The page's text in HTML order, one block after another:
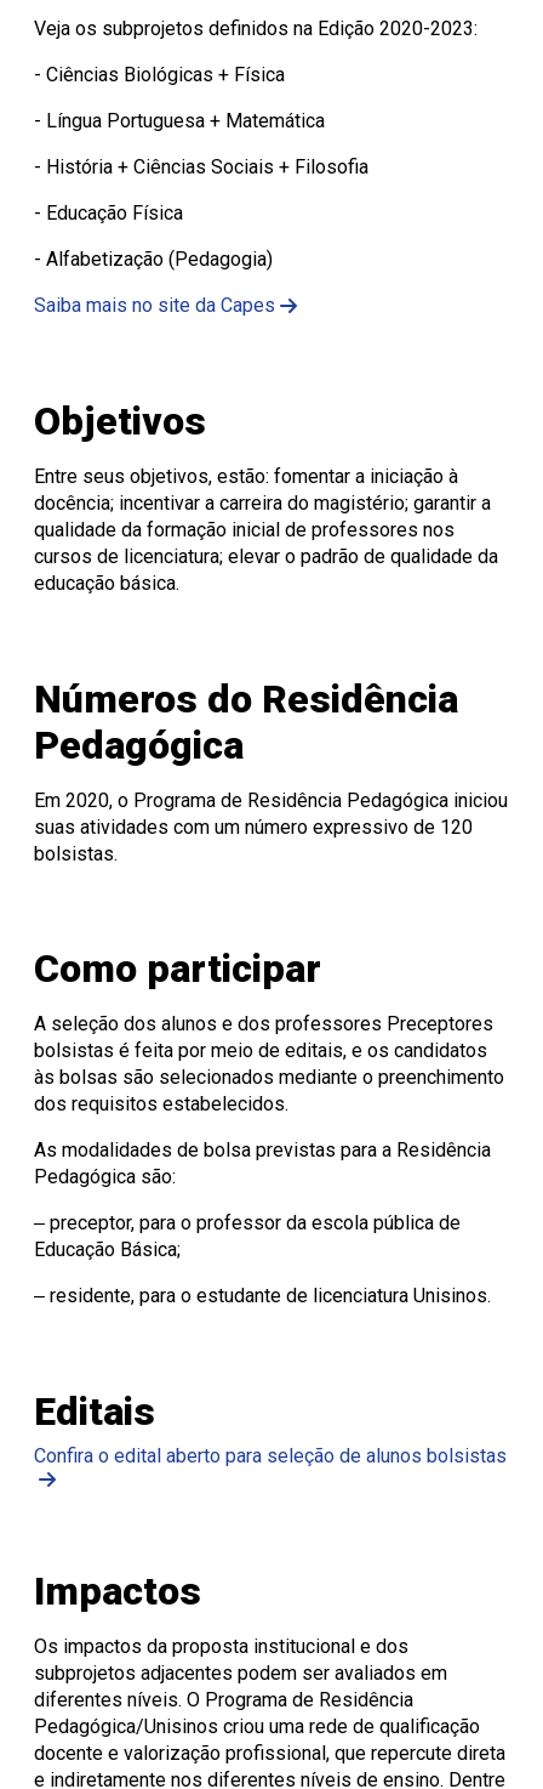
Veja os subprojetos definidos na Edição 2020-2023:
- Ciências Biológicas + Física
- Língua Portuguesa + Matemática
- História + Ciências Sociais + Filosofia
- Educação Física
- Alfabetização (Pedagogia)
Saiba mais no site da Capes
Objetivos
Entre seus objetivos, estão: fomentar a iniciação à
docência; incentivar a carreira do magistério; garantir a
qualidade da formação inicial de professores nos
cursos de licenciatura; elevar o padrão de qualidade da
educação básica.
Números do Residência
Pedagógica
Em 2020, o Programa de Residência Pedagógica iniciou
suas atividades com um número expressivo de 120
bolsistas.
Como participar
A seleção dos alunos e dos professores Preceptores
bolsistas é feita por meio de editais, e os candidatos
às bolsas são selecionados mediante o preenchimento
dos requisitos estabelecidos.
As modalidades de bolsa previstas para a Residência
Pedagógica são:
‒ preceptor, para o professor da escola pública de
Educação Básica;
‒ residente, para o estudante de licenciatura Unisinos.
Editais
Confira o edital aberto para seleção de alunos bolsistas
Impactos
Os impactos da proposta institucional e dos
subprojetos adjacentes podem ser avaliados em
diferentes níveis. O Programa de Residência
Pedagógica/Unisinos criou uma rede de qualificação
docente e valorização profissional, que repercute direta
e indiretamente nos diferentes níveis de ensino. Dentre